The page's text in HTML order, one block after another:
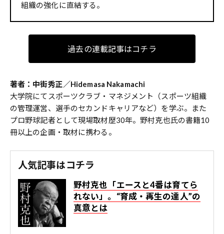
組織の強化に直結する。
過去の連載記事はコチラ
著者：中街秀正／Hidemasa Nakamachi
大学院にてスポーツクラブ・マネジメント（スポーツ組織
の管理運営、選手のセカンドキャリアなど）を学ぶ。また
プロ野球記者として現場取材歴30年。野村克也氏の書籍10
冊以上の企画・取材に携わる。
人気記事はコチラ
野村克也「エースと4番は育てら
れない」。“育成・再生の達人”の
真意とは